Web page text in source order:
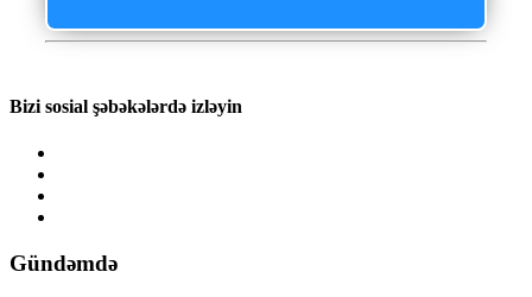
Bizi sosial şəbəkələrdə izləyin
Gündəmdə